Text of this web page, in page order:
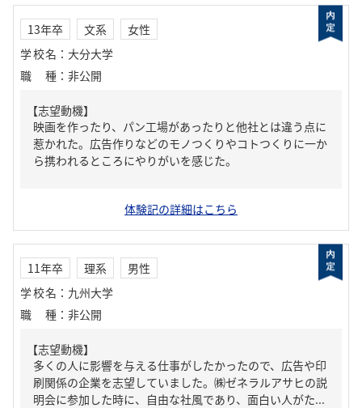
13年卒 文系
女性
学校名 ： 大分大学
職種 ： 非公開
【志望動機】
映画を作ったり、パン工場があったりと他社とは違う点に
惹かれた。広告作りなどのモノつくりやコトつくりに一か
ら携われるところにやりがいを感じた。
体験記の詳細はこちら
11年卒 理系
男性
学校名 ： 九州大学
職種 ： 非公開
【志望動機】
多くの人に影響を与える仕事がしたかったので、広告や印
刷関係の企業を志望していました。㈱ゼネラルアサヒの説
明会に参加した時に、自由な社風であり、面白い人がた...